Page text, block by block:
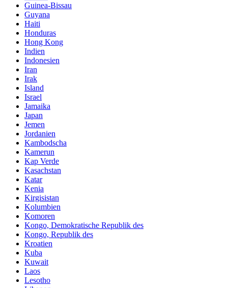
Guinea-Bissau
Guyana
Haiti
Honduras
Hong Kong
Indien
Indonesien
Iran
Irak
Island
Israel
Jamaika
Japan
Jemen
Jordanien
Kambodscha
Kamerun
Kap Verde
Kasachstan
Katar
Kenia
Kirgisistan
Kolumbien
Komoren
Kongo, Demokratische Republik des
Kongo, Republik des
Kroatien
Kuba
Kuwait
Laos
Lesotho